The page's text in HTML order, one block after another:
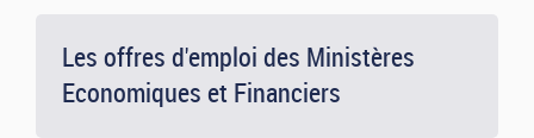
Les offres d'emploi des Ministères
Economiques et Financiers